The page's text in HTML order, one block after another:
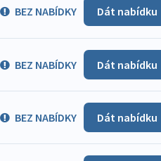
BEZ NABÍDKY Dát nabídku
BEZ NABÍDKY Dát nabídku
BEZ NABÍDKY Dát nabídku